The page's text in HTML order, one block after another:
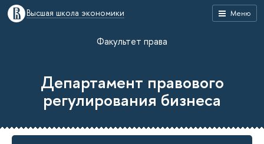
Меню
Высшая школа экономики
Факультет права
Департамент правового
регулирования бизнеса